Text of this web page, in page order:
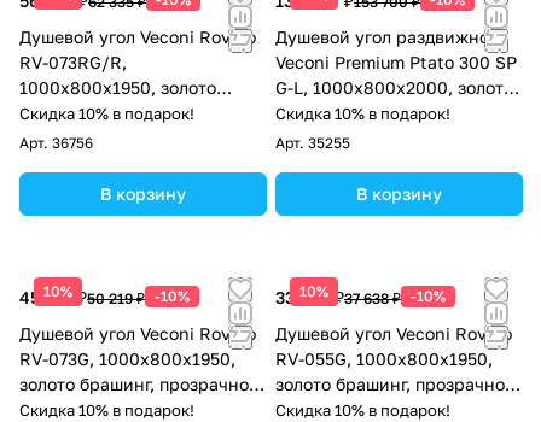
Душевой угол Veconi Rovigo
RV-073RG/R,
1000х800х1950, золото
брашинг, стекло дождь
Скидка 10% в подарок!
Арт. 36756
В корзину
Душевой угол раздвижной
Veconi Premium Ptato 300 SP
G-L, 1000х800x2000, золото
брашированный, стекло
прозрачное
Скидка 10% в подарок!
Арт. 35255
В корзину
10%
45 197 ₽50 219 ₽ -10%
Душевой угол Veconi Rovigo
RV-073G, 1000х800х1950,
золото брашинг, прозрачное
стекло
Скидка 10% в подарок!
10%
33 874 ₽37 638 ₽ -10%
Душевой угол Veconi Rovigo
RV-055G, 1000х800х1950,
золото брашинг, прозрачное
стекло
Скидка 10% в подарок!